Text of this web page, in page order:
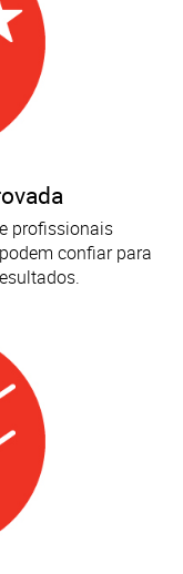
profissionais
confiar para